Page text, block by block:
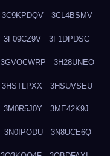
3C9KPDQV 3CL4BSMV
3F09CZ9V 3F1DPDSC
3GVOCWRP 3H28UNEO
3HSTLPXX 3HSUVSEU
3M0R5J0Y 3ME42K9J
3N0IPODU 3N8UCE6Q